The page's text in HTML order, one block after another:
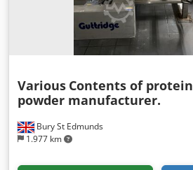
Bury St Edmunds
1.977 km
Various Contents of protein
powder manufacturer.